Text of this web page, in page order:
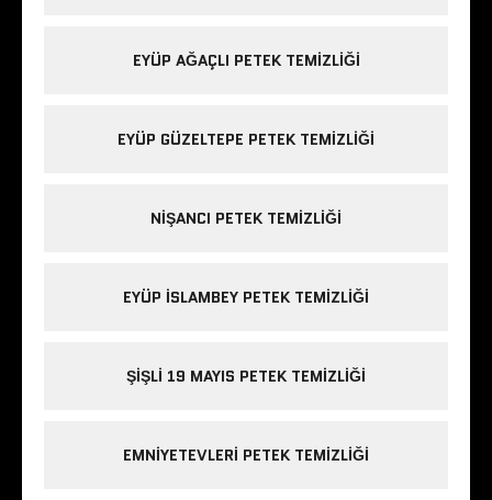
EYÜP AĞAÇLI PETEK TEMIZLIĞI
EYÜP GÜZELTEPE PETEK TEMIZLIĞI
NIŞANCI PETEK TEMIZLIĞI
EYÜP ISLAMBEY PETEK TEMIZLIĞI
ŞIŞLI 19 MAYIS PETEK TEMIZLIĞI
EMNIYETEVLERI PETEK TEMIZLIĞI